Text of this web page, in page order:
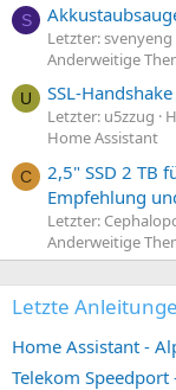
S
Letzter: svenyeng
Anderweitige
U SSL-
Letzter: u5zzug
Home Assistant
C
2,5" SSD 2 TB
Empfehlung
Letzter:
Anderweitige
Letzte
Home Assistant -
Telekom